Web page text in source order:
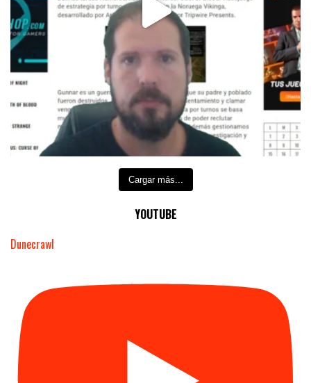
Cargar más...
YOUTUBE
Dunecrawl